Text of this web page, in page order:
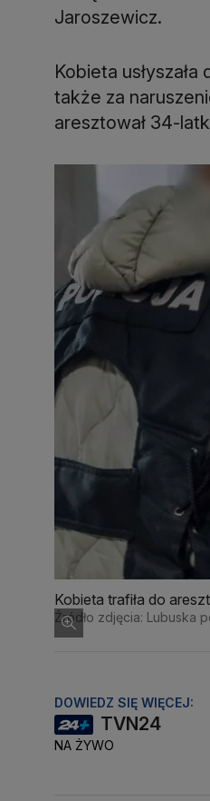
Jaroszewicz.
Kobieta
także za
aresztował 34-
Kobieta trafiła do
Źródło zdjęcia: Lubuska
DOWIEDZ SIĘ WIĘCEJ:
TVN24
NA ŻYWO